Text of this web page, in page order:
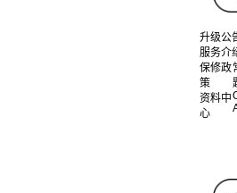
升级公
服务介
保修政
策
资料中
心